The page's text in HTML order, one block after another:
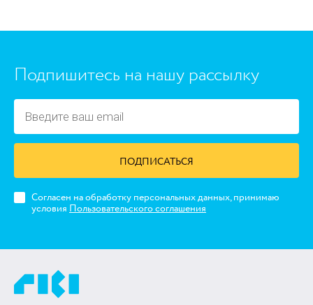
Подпишитесь на нашу рассылку
ПОДПИСАТЬСЯ
Согласен на обработку персональных данных, принимаю
условия Пользовательского соглашения